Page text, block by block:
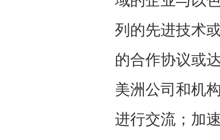
列的先进技术
的合作协议或
美洲公司和机
进行交流；加